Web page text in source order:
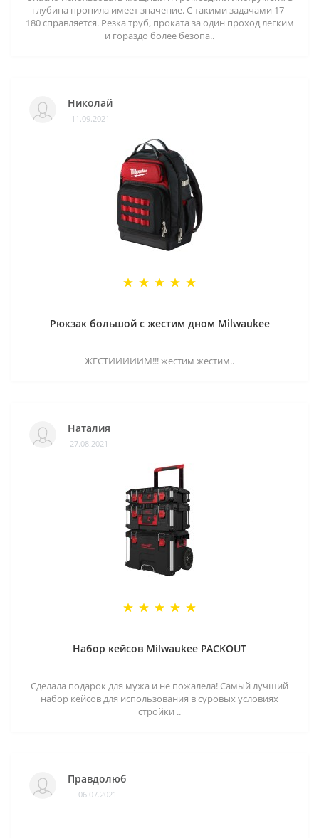
глубина пропила имеет значение. С такими задачами 17-
180 справляется. Резка труб, проката за один проход легким
и гораздо более безопа..
Николай
11.09.2021
Рюкзак большой с жестим дном Milwaukee
ЖЕСТИИИИИМ!!! жестим жестим..
Наталия
27.08.2021
Набор кейсов Milwaukee PACKOUT
Сделала подарок для мужа и не пожалела! Самый лучший
набор кейсов для использования в суровых условиях
стройки ..
Правдолюб
06.07.2021